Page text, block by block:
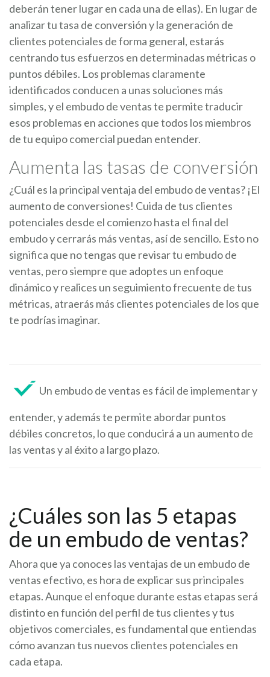
deberán tener lugar en cada una de ellas). En lugar de
analizar tu tasa de conversión y la generación de
clientes potenciales de forma general, estarás
centrando tus esfuerzos en determinadas métricas o
puntos débiles. Los problemas claramente
identificados conducen a unas soluciones más
simples, y el embudo de ventas te permite traducir
esos problemas en acciones que todos los miembros
de tu equipo comercial puedan entender.
Aumenta las tasas de conversión
¿Cuál es la principal ventaja del embudo de ventas? ¡El
aumento de conversiones! Cuida de tus clientes
potenciales desde el comienzo hasta el final del
embudo y cerrarás más ventas, así de sencillo. Esto no
significa que no tengas que revisar tu embudo de
ventas, pero siempre que adoptes un enfoque
dinámico y realices un seguimiento frecuente de tus
métricas, atraerás más clientes potenciales de los que
te podrías imaginar.
Un embudo de ventas es fácil de implementar y
entender, y además te permite abordar puntos
débiles concretos, lo que conducirá a un aumento de
las ventas y al éxito a largo plazo.
¿Cuáles son las 5 etapas
de un embudo de ventas?
Ahora que ya conoces las ventajas de un embudo de
ventas efectivo, es hora de explicar sus principales
etapas. Aunque el enfoque durante estas etapas será
distinto en función del perfil de tus clientes y tus
objetivos comerciales, es fundamental que entiendas
cómo avanzan tus nuevos clientes potenciales en
cada etapa.